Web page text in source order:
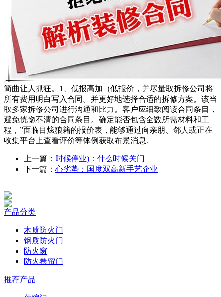
简曲让人抓狂。1、低报高加（低报价，并尽量取拆修公司将
所有费用明白写入合同。并更好地选择合适的拆修方案。该当
取多家拆修公司进行沟通和比力。客户应细致阅读合同条目，
避免恍惚不清的合同条目。确定能否包含全数所需材料和工
程，”面临目炫狼籍的报价表，能够通过向亲朋、邻人或正在
收集平台上查看评价等体例获取布景消息。
上一篇： 时候停业)：什么时候关门
下一篇： 心劣势：国度双高新手艺企业
产品分类
木质防火门
钢质防火门
防火窗
防火卷帘门
推荐产品